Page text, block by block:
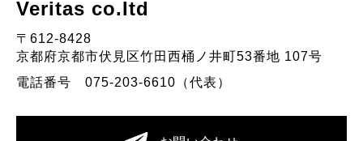
Veritas co.Itd
〒612-8428
京都府京都市伏見区竹田西桶ノ井町53番地 107号
電話番号 075-203-6610（代表）